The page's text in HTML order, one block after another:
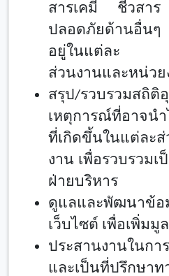
สารเคมี ชีวสา
ปลอดภัยด้านอื่นๆ
อยู่ในแต่ละ
ส่วนงานและหน่วย
สรุป/รวบรวมสถิติ
เหตุการณ์ที่อาจนำ
ที่เกิดขึ้นในแต่ละ
งาน เพื่อรวบรวม
ฝ่ายบริหาร
ดูแลและพัฒนาข้อ
เว็บไซต์ เพื่อเพิ่มมู
ประสานงานในกา
และเป็นที่ปรึกษาท